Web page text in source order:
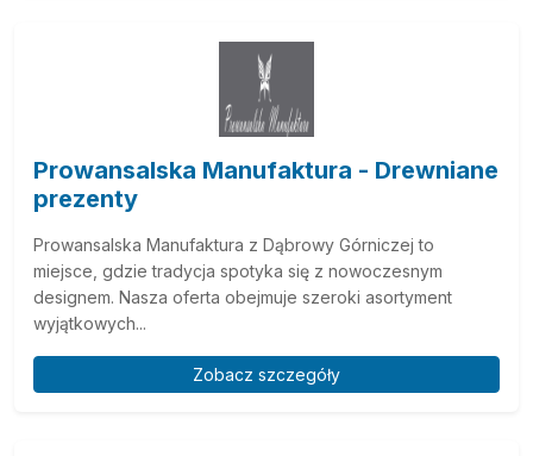
Prowansalska Manufaktura - Drewniane
prezenty
Prowansalska Manufaktura z Dąbrowy Górniczej to
miejsce, gdzie tradycja spotyka się z nowoczesnym
designem. Nasza oferta obejmuje szeroki asortyment
wyjątkowych...
Zobacz szczegóły